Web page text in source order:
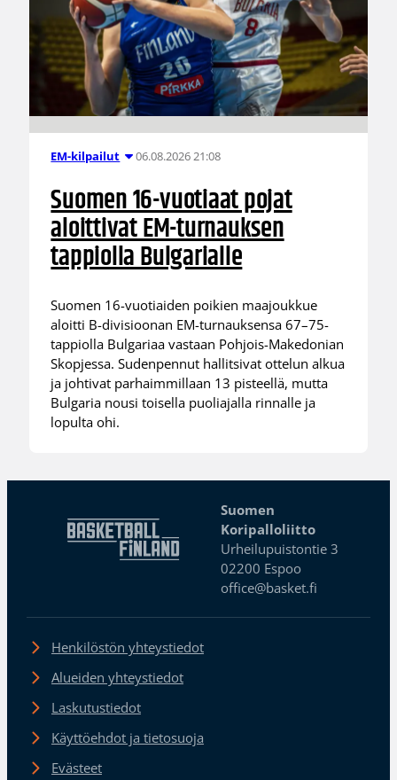
EM-kilpailut 06.08.2026 21:08
Suomen 16-vuotiaat pojat
aloittivat EM-turnauksen
tappiolla Bulgarialle
Suomen 16-vuotiaiden poikien maajoukkue
aloitti B-divisioonan EM-turnauksensa 67–75-
tappiolla Bulgariaa vastaan Pohjois-Makedonian
Skopjessa. Sudenpennut hallitsivat ottelun alkua
ja johtivat parhaimmillaan 13 pisteellä, mutta
Bulgaria nousi toisella puoliajalla rinnalle ja
lopulta ohi.
Suomen
Koripalloliitto
Urheilupuistontie 3
02200 Espoo
office@basket.fi
Henkilöstön yhteystiedot
Alueiden yhteystiedot
Laskutustiedot
Käyttöehdot ja tietosuoja
Evästeet